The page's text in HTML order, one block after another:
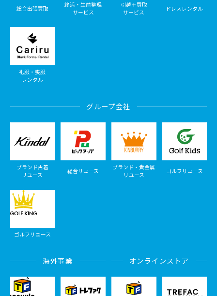
総合出張買取
終活・生前整理
サービス
引越＋買取
サービス
ドレスレンタル
礼服・喪服
レンタル
グループ会社
ブランド古着
リユース
総合リユース
ブランド・貴金属
リユース
ゴルフリユース
ゴルフリユース
海外事業 オンラインストア